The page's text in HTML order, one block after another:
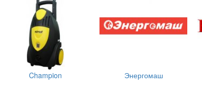
Champion Энергомаш